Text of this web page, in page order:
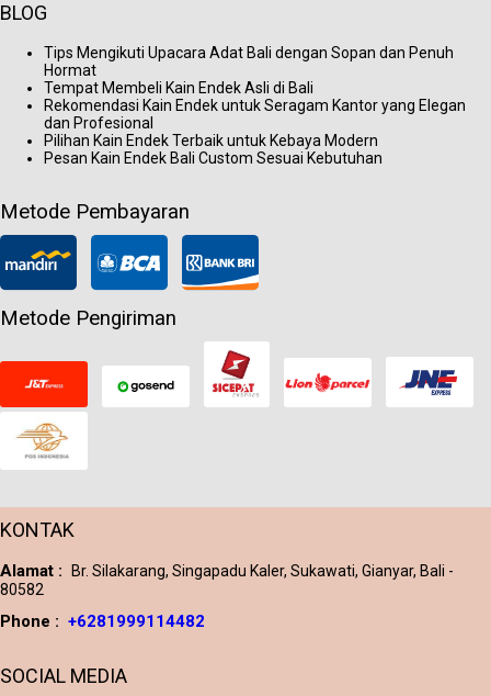
BLOG
Tips Mengikuti Upacara Adat Bali dengan Sopan dan Penuh
Hormat
Tempat Membeli Kain Endek Asli di Bali
Rekomendasi Kain Endek untuk Seragam Kantor yang Elegan
dan Profesional
Pilihan Kain Endek Terbaik untuk Kebaya Modern
Pesan Kain Endek Bali Custom Sesuai Kebutuhan
Metode Pembayaran
Metode Pengiriman
KONTAK
Alamat :
Br. Silakarang, Singapadu Kaler, Sukawati, Gianyar, Bali -
80582
Phone : +6281999114482
SOCIAL MEDIA